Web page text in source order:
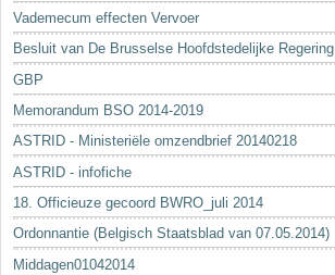
Vademecum effecten Vervoer
Besluit van De Brusselse Hoofdstedelijke Regering
GBP
Memorandum BSO 2014-2019
ASTRID - Ministeriële omzendbrief 20140218
ASTRID - infofiche
18. Officieuze gecoord BWRO_juli 2014
Ordonnantie (Belgisch Staatsblad van 07.05.2014)
Middagen01042014